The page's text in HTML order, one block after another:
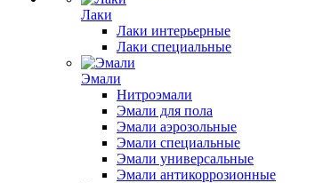
Лаки
Лаки интерьерные
Лаки специальные
Эмали
Нитроэмали
Эмали для пола
Эмали аэрозольные
Эмали специальные
Эмали универсальные
Эмали антикоррозионные